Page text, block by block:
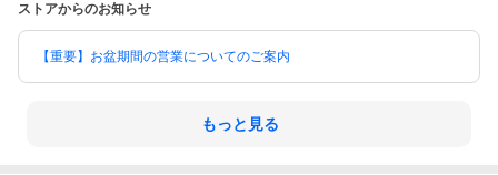
ストアからのお知らせ
【重要】お盆期間の営業についてのご案内
もっと見る